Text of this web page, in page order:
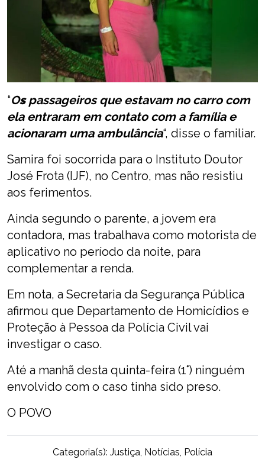
“Ospassageiros que estavam no carro com
ela entraram em contato com a família e
acionaram uma ambulância“, disse o familiar.
Samira foi socorrida para o Instituto Doutor
José Frota (IJF), no Centro, mas não resistiu
aos ferimentos.
Ainda segundo o parente, a jovem era
contadora, mas trabalhava como motorista de
aplicativo no período da noite, para
complementar a renda.
Em nota, a Secretaria da Segurança Pública
afirmou que Departamento de Homicídios e
Proteção à Pessoa da Polícia Civil vai
investigar o caso.
Até a manhã desta quinta-feira (1°) ninguém
envolvido com o caso tinha sido preso.
O POVO
Categoria(s): Justiça Notícias Polícia